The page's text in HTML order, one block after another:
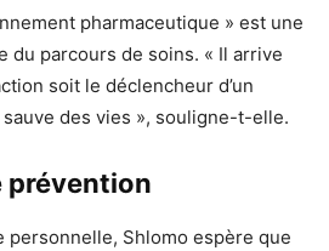
pharmaceutique » est une
du parcours de soins. « Il arrive
soit le déclencheur d’un
des vies », souligne-t-elle.
prévention
personnelle, Shlomo espère que